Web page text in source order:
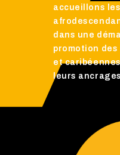
accueillons
dans une
promotion
et
leurs